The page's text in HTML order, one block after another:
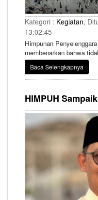
Kategori : Kegiatan,
13:02:45
Himpunan
membenarkan bahwa
meningitis bagi jemaah
Baca Selengkapnya